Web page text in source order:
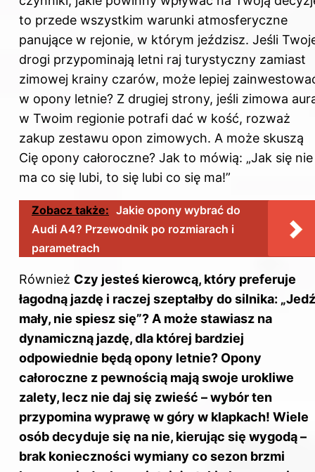
to przede wszystkim warunki atmosferyczne
panujące w rejonie, w którym jeździsz. Jeśli
drogi przypominają letni raj turystyczny zamiast
zimowej krainy czarów, może lepiej
w opony letnie? Z drugiej strony, jeśli zimowa
w Twoim regionie potrafi dać w kość, rozważ
zakup zestawu opon zimowych. A może skuszą
Cię opony całoroczne? Jak to mówią: „Jak się nie
ma co się lubi, to się lubi co się ma!”
Zobacz także: Jakie opony wybrać do
Audi A4? Przewodnik po rozmiarach i
parametrach
Również Czy jesteś kierowcą, który preferuje
łagodną jazdę i raczej szeptałby do silnika:
mały, nie spiesz się”? A może stawiasz na
dynamiczną jazdę, dla której bardziej
odpowiednie będą opony letnie? Opony
całoroczne z pewnością mają swoje urokliwe
zalety, lecz nie daj się zwieść – wybór ten
przypomina wyprawę w góry w klapkach! Wiele
osób decyduje się na nie, kierując się wygodą –
brak konieczności wymiany co sezon brzmi